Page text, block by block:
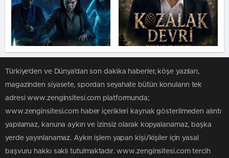
Türkiye'den ve Dünya’dan son dakika haberler, köşe yazıları,
magazinden siyasete, spordan seyahate bütün konuların tek
adresi www.zenginsitesi.com platformunda;
www.zenginsitesi.com haber içerikleri kaynak gösterilmeden alıntı
yapılamaz, kanuna aykırı ve izinsiz olarak kopyalanamaz, başka
yerde yayınlanamaz. Aykırı işlem yapan kişi/kişiler için yasal
başvuru hakkı saklı tutulmaktadır. www.zenginsitesi.com tercih